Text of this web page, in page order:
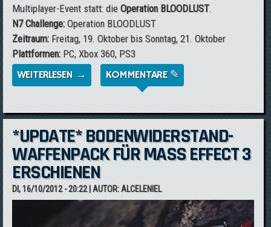
Multiplayer-Event statt: dieOperation BLOODLUST.
N7 Challenge:Operation BLOODLUST
Zeitraum:Freitag, 19. Oktober bis Sonntag, 21. Oktober
Plattformen:PC, Xbox 360, PS3
WEITERLESEN → ÜBER *UPDATE* MASS EFFECT 3
MULTIPLAYER-EVENT - OPERATION:
BLOODLUST
KOMMENTARE ✎
*UPDATE* BODENWIDERSTAND-
WAFFENPACK FÜR MASS EFFECT 3
ERSCHIENEN
DI, 16/10/2012 - 20:22| AUTOR:ALCELENIEL